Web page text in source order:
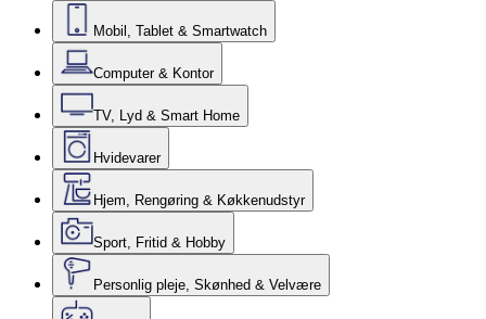
Mobil, Tablet & Smartwatch
Computer & Kontor
TV, Lyd & Smart Home
Hvidevarer
Hjem, Rengøring & Køkkenudstyr
Sport, Fritid & Hobby
Personlig pleje, Skønhed & Velvære